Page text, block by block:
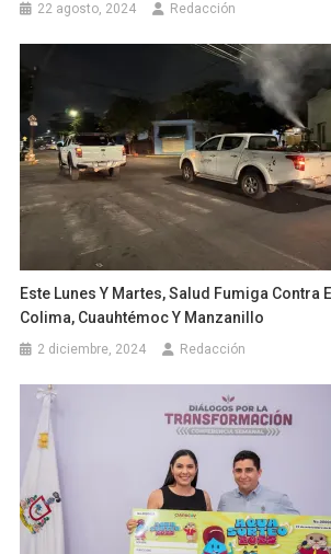
22 agosto, 2024 Redacción
Este Lunes Y Martes, Salud Fumiga Contra
Colima, Cuauhtémoc Y Manzanillo
2 diciembre, 2024 Redacción